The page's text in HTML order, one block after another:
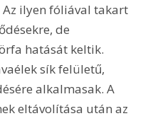
ilyen fóliával takart
de
hatását keltik.
sík felületű,
alkalmasak. A
eltávolítása után az